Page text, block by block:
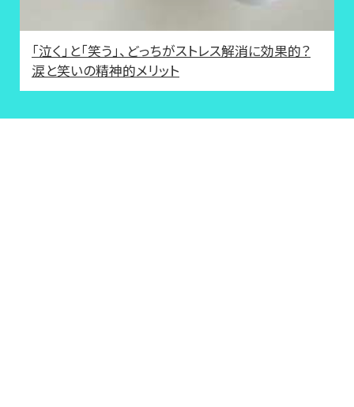
「泣く」と「笑う」、どっちがストレス解消に効果的？
涙と笑いの精神的メリット